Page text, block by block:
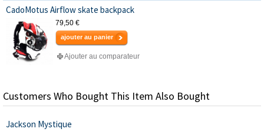
CadoMotus Airflow skate backpack
79,50 €
ajouter au panier
Ajouter au comparateur
Customers Who Bought This Item Also Bought
Jackson Mystique